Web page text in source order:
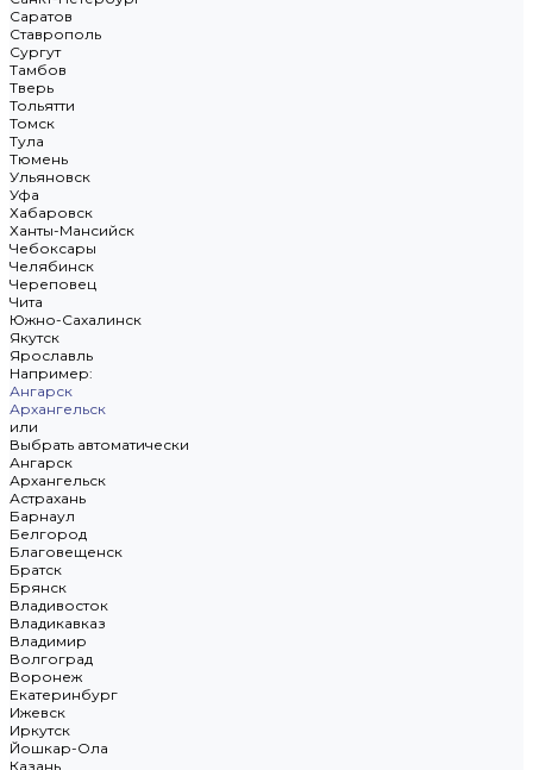
Саратов
Ставрополь
Сургут
Тамбов
Тверь
Тольятти
Томск
Тула
Тюмень
Ульяновск
Уфа
Хабаровск
Ханты-Мансийск
Чебоксары
Челябинск
Череповец
Чита
Южно-Сахалинск
Якутск
Ярославль
Например:
Ангарск
Архангельск
или
Выбрать автоматически
Ангарск
Архангельск
Астрахань
Барнаул
Белгород
Благовещенск
Братск
Брянск
Владивосток
Владикавказ
Владимир
Волгоград
Воронеж
Екатеринбург
Ижевск
Иркутск
Йошкар-Ола
Казань